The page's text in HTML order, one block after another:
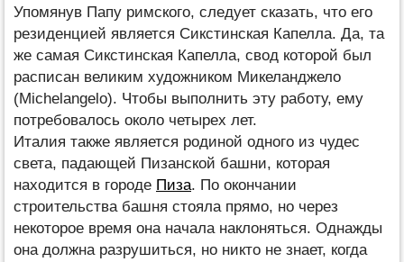
Упомянув Папу римского, следует сказать, что его
резиденцией является Сикстинская Капелла. Да, та
же самая Сикстинская Капелла, свод которой был
расписан великим художником Микеланджело
(Michelangelo). Чтобы выполнить эту работу, ему
потребовалось около четырех лет.
Италия также является родиной одного из чудес
света, падающей Пизанской башни, которая
находится в городе Пиза. По окончании
строительства башня стояла прямо, но через
некоторое время она начала наклоняться. Однажды
она должна разрушиться, но никто не знает, когда